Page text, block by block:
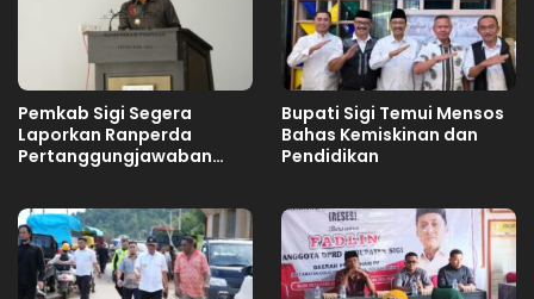
Pemkab Sigi Segera
Laporkan Ranperda
Pertanggungjawaban
Bupati Sigi Temui Mensos
Bahas Kemiskinan dan
Pendidikan